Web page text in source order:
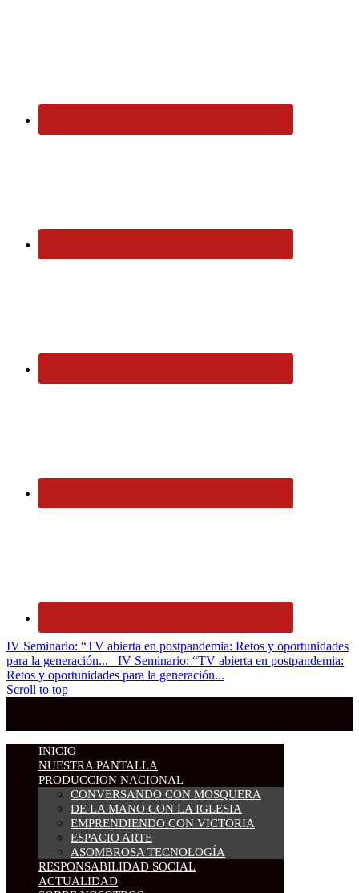
IV Seminario: “TV abierta en postpandemia: Retos y oportunidades
para la generación...
IV Seminario: “TV abierta en postpandemia:
Retos y oportunidades para la generación...
Scroll to top
INICIO
NUESTRA PANTALLA
PRODUCCION NACIONAL
CONVERSANDO CON MOSQUERA
DE LA MANO CON LA IGLESIA
EMPRENDIENDO CON VICTORIA
ESPACIO ARTE
ASOMBROSA TECNOLOGÍA
RESPONSABILIDAD SOCIAL
ACTUALIDAD